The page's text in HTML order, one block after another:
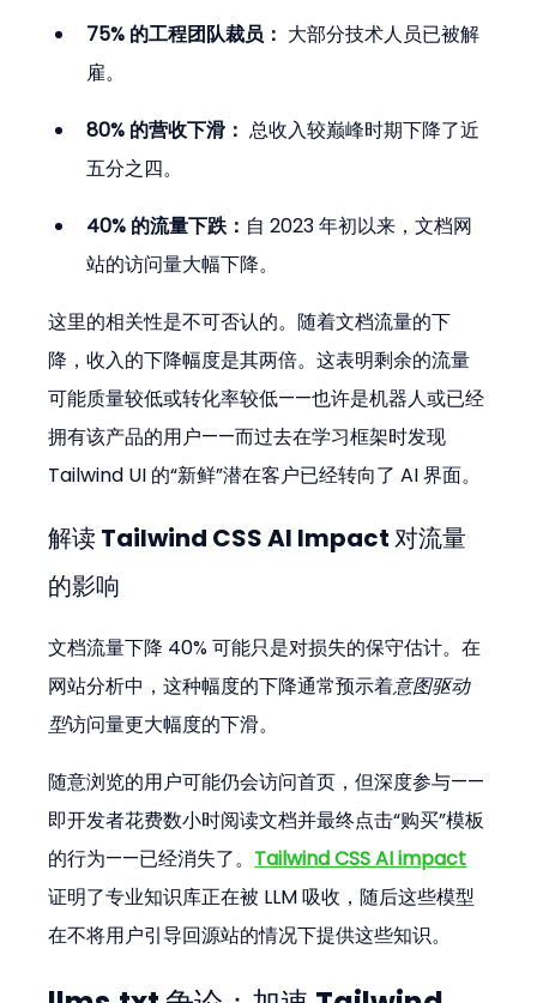
75% 的工程团队裁员： 大部分技术人员已被解
雇。
80% 的营收下滑： 总收入较巅峰时期下降了近
五分之四。
40% 的流量下跌： 自 2023 年初以来，文档网
站的访问量大幅下降。
这里的相关性是不可否认的。随着文档流量的下
降，收入的下降幅度是其两倍。这表明剩余的流量
可能质量较低或转化率较低——也许是机器人或已经
拥有该产品的用户——而过去在学习框架时发现
Tailwind UI 的“新鲜”潜在客户已经转向了 AI 界面。
解读 Tailwind CSS AI Impact 对流量
的影响
文档流量下降 40% 可能只是对损失的保守估计。在
网站分析中，这种幅度的下降通常预示着意图驱动
型访问量更大幅度的下滑。
随意浏览的用户可能仍会访问首页，但深度参与——
即开发者花费数小时阅读文档并最终点击“购买”模板
的行为——已经消失了。 Tailwind CSS AI impact
证明了专业知识库正在被 LLM 吸收，随后这些模型
在不将用户引导回源站的情况下提供这些知识。